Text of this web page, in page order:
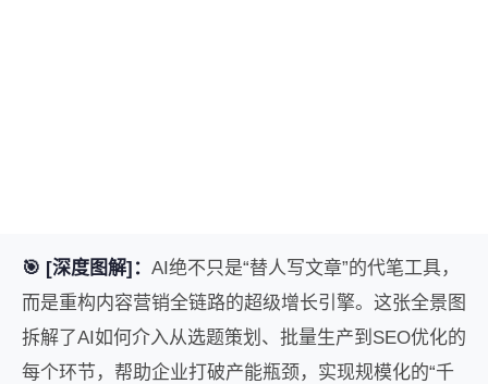
🎯 [深度图解]： AI绝不只是“替人写文章”的代笔工具，
而是重构内容营销全链路的超级增长引擎。这张全景图
拆解了AI如何介入从选题策划、批量生产到SEO优化的
每个环节，帮助企业打破产能瓶颈，实现规模化的“千